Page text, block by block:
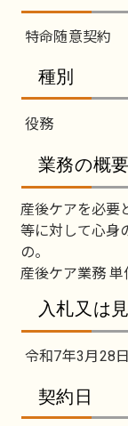
特命随意契約
種別
役務
業務の概要
産後ケアを必要
等に対して心身
の。
産後ケア業務 単
入札又は
令和7年3月28日
契約日